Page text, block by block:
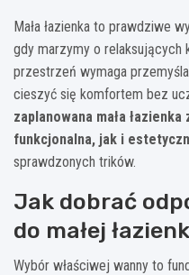
Mała łazienka to prawdziwe
gdy marzymy o relaksujących
przestrzeń wymaga
cieszyć się komfortem bez
zaplanowana mała
funkcjonalna, jak i
sprawdzonych trików.
Jak dobrać
do małej
Wybór właściwej wanny to